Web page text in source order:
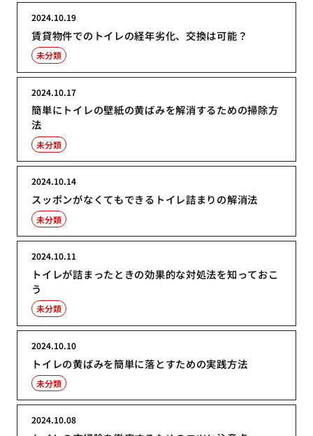
賃貸物件でのトイレの経年劣化、交換は可能？
2024.10.19
未分類
簡単にトイレの壁紙の黄ばみを解消するための掃除方
法
2024.10.17
未分類
スッポンがなくてもできるトイレ詰まりの解消法
2024.10.14
未分類
トイレが詰まったときの効果的な対処法を知っておこ
う
2024.10.11
未分類
トイレの黄ばみを簡単に落とすための実践方法
2024.10.10
未分類
2024.10.08